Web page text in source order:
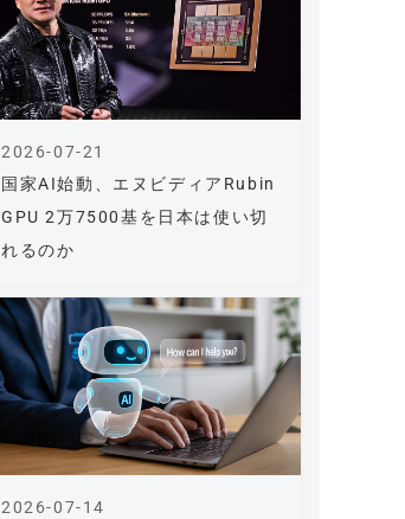
国家AI始動、エヌビディアRubin
GPU 2万7500基を日本は使い切
れるのか
2026-07-21
2026-07-14